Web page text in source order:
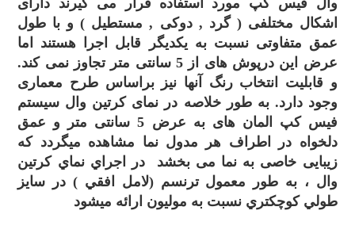
اشکال مختلفی ( گرد , دوکی , مستطیل ) و با طول
عمق متفاوتی نسبت به یکدیگر قابل اجرا هستند اما
عرض این درپوش های از 5 سانتی متر تجاوز نمی کند.
و قابلیت انتخاب رنگ آنها نیز براساس طرح معماری
وجود دارد. به طور خلاصه در نمای کرتین وال سیستم
فیس کپ المان های به عرض 5 سانتی متر و عمق
دلخواه در اطراف هر مدول نما مشاهده میگردد که
زیبایی خاصی به نما می بخشد در اجراي نماي کرتين
وال ، به طور معمول ترنسم (لامل افقي ) در سايز
طولي کوچکتري نسبت به موليون ارائه ميشود